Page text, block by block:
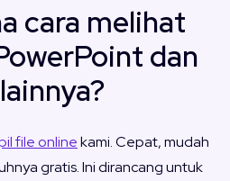
cara melihat
dan
file onlinekami. Cepat, mudah
gratis. Ini dirancang untuk